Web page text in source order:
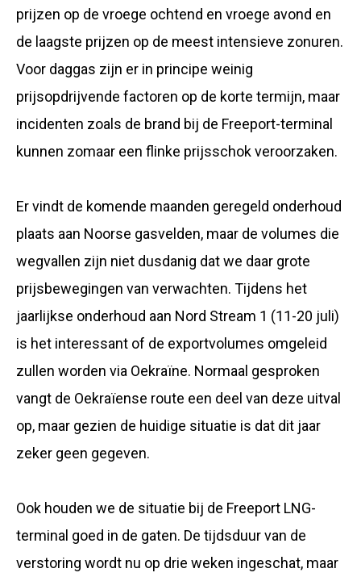
prijzen op de vroege ochtend en vroege avond en
de laagste prijzen op de meest intensieve zonuren.
Voor daggas zijn er in principe weinig
prijsopdrijvende factoren op de korte termijn, maar
incidenten zoals de brand bij de Freeport-terminal
kunnen zomaar een flinke prijsschok veroorzaken.
Er vindt de komende maanden geregeld onderhoud
plaats aan Noorse gasvelden, maar de volumes die
wegvallen zijn niet dusdanig dat we daar grote
prijsbewegingen van verwachten. Tijdens het
jaarlijkse onderhoud aan Nord Stream 1 (11-20 juli)
is het interessant of de exportvolumes omgeleid
zullen worden via Oekraïne. Normaal gesproken
vangt de Oekraïense route een deel van deze uitval
op, maar gezien de huidige situatie is dat dit jaar
zeker geen gegeven.
Ook houden we de situatie bij de Freeport LNG-
terminal goed in de gaten. De tijdsduur van de
verstoring wordt nu op drie weken ingeschat, maar